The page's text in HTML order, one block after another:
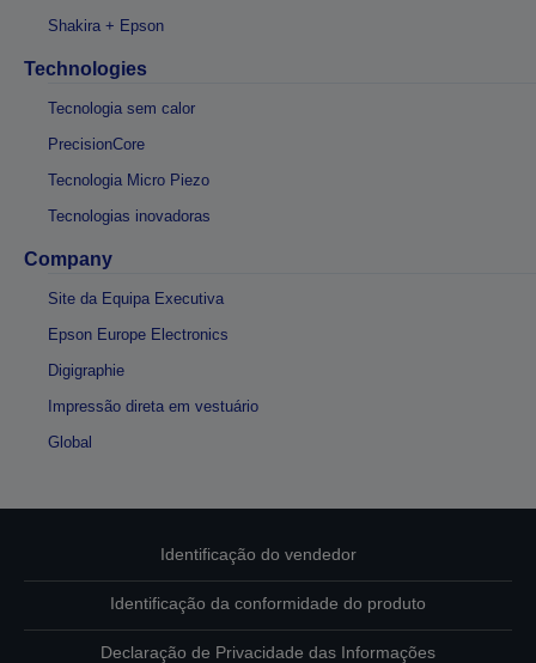
Shakira + Epson
Technologies
Tecnologia sem calor
PrecisionCore
Tecnologia Micro Piezo
Tecnologias inovadoras
Company
Site da Equipa Executiva
Epson Europe Electronics
Digigraphie
Impressão direta em vestuário
Global
Identificação do vendedor
Identificação da conformidade do produto
Declaração de Privacidade das Informações